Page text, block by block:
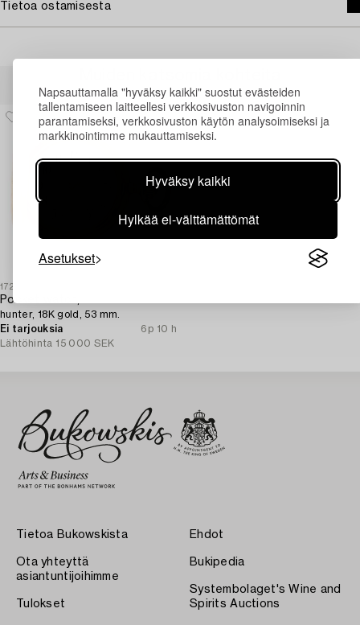
Napsauttamalla "hyväksy kaikki" suostut evästeiden
tallentamiseen laitteellesi verkkosivuston navigoinnin
parantamiseksi, verkkosivuston käytön analysoimiseksi ja
markkinointimme mukauttamiseksi.
Hyväksy kaikki
Hylkää ei-välttämättömät
Asetukset
Tietoa ostamisesta
1720340
Pocket watch,
hunter, 18K gold, 53 mm.
Ei tarjouksia
6p 10 h
Lähtöhinta 15 000 SEK
Tietoa Bukowskista
Ota yhteyttä
asiantuntijoihimme
Tulokset
Ehdot
Bukipedia
Systembolaget's Wine and
Spirits Auctions